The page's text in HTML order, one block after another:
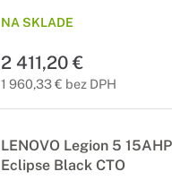
NA SKLADE
2 411,20 €
1 960,33 € bez DPH
LENOVO Legion 5
Eclipse Black CTO